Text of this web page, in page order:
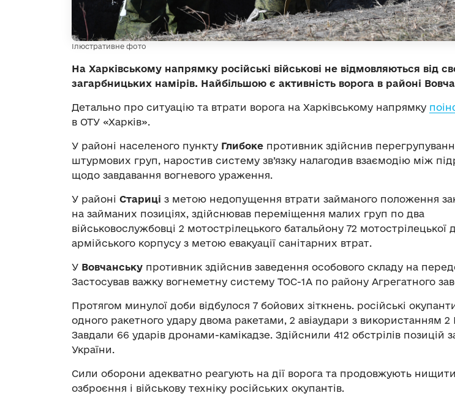
Ілюстративне фото
На Харківському напрямку російські військові не відмовляються від
загарбницьких намірів. Найбільшою є активність ворога в районі
Детально про ситуацію та втрати ворога на Харківському напрямку
в ОТУ «Харків».
У районі населеного пункту Глибоке противник здійснив
штурмових груп, наростив систему зв’язку налагодив взаємодію між
щодо завдавання вогневого ураження.
У районі Стариці з метою недопущення втрати займаного положення
на займаних позиціях, здійснював переміщення малих груп по два
військовослужбовці 2 мотострілецького батальйону 72 мотострілецької
армійського корпусу з метою евакуації санітарних втрат.
У Вовчанську противник здійснив заведення особового складу на
Застосував важку вогнеметну систему ТОС-1А по району Агрегатного
Протягом минулої доби відбулося 7 бойових зіткнень. російські
одного ракетного удару двома ракетами, 2 авіаудари з використанням 2
Завдали 66 ударів дронами-камікадзе. Здійснили 412 обстрілів позицій
України.
Сили оборони адекватно реагують на дії ворога та продовжують
озброєння і військову техніку російських окупантів.